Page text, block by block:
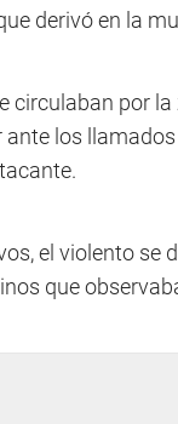
derivó en la
circulaban por
los
el violento se
que